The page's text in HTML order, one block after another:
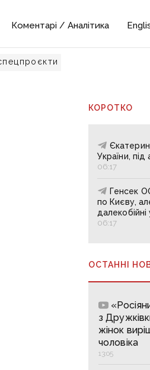
Коментарі / Аналітика
КОРОТКО
України,
06:17
Генсек
по Києву,
далекобійні
06:17
ОСТАННІ
з
жінок
чоловіка
13:05